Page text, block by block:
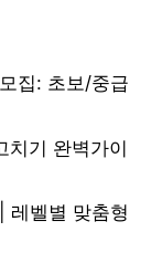
집: 초보/중급
치기 완벽가이
레벨별 맞춤형